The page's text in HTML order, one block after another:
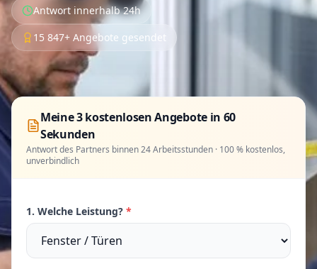
Antwort innerhalb 24h
15 847+ Angebote gesendet
Meine 3 kostenlosen Angebote in 60
Sekunden
Antwort des Partners binnen 24 Arbeitsstunden · 100 % kostenlos,
unverbindlich
1. Welche Leistung? *